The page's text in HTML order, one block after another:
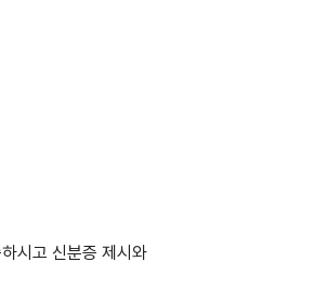
시고 신분증 제시와